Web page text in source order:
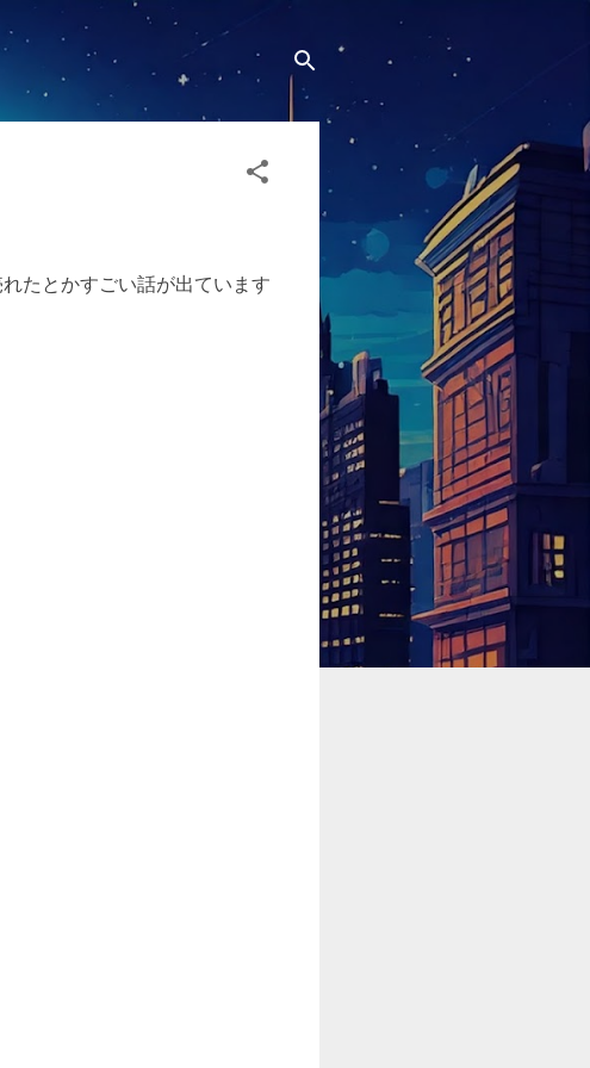
たとかすごい話が出ています